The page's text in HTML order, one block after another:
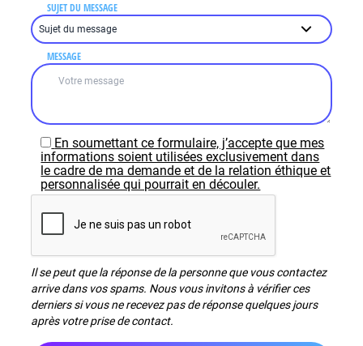
SUJET DU MESSAGE
MESSAGE
En soumettant ce formulaire, j’accepte que mes
informations soient utilisées exclusivement dans
le cadre de ma demande et de la relation éthique et
personnalisée qui pourrait en découler.
Il se peut que la réponse de la personne que vous contactez
arrive dans vos spams. Nous vous invitons à vérifier ces
derniers si vous ne recevez pas de réponse quelques jours
après votre prise de contact.